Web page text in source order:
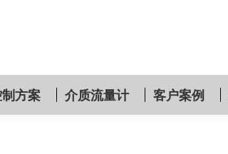
方案 介质流量计 客户案例